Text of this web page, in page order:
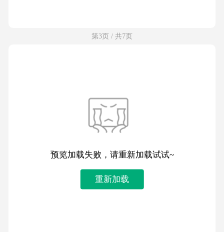
第3页 / 共7页
预览加载失败，请重新加载试试~
重新加载